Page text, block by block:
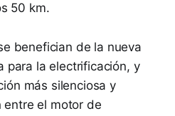
50 km.
benefician de la nueva
para la electrificación, y
más silenciosa y
entre el motor de